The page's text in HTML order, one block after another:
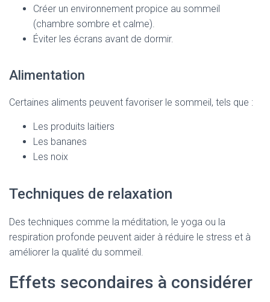
Créer un environnement propice au sommeil
(chambre sombre et calme).
Éviter les écrans avant de dormir.
Alimentation
Certaines aliments peuvent favoriser le sommeil, tels que :
Les produits laitiers
Les bananes
Les noix
Techniques de relaxation
Des techniques comme la méditation, le yoga ou la
respiration profonde peuvent aider à réduire le stress et à
améliorer la qualité du sommeil.
Effets secondaires à considérer